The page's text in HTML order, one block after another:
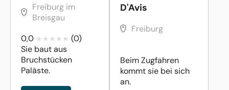
Freiburg im
Breisgau
0,0
(0)
Sie baut aus
Bruchstücken
Paläste.
D'Avis
Freiburg
Beim Zugfahren
kommt sie bei sich
an.